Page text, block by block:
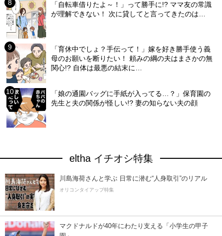
「自転車借りたよ～！」って勝手に!? ママ友の常識
が理解できない！ 次に貸してと言ってきたのは…
「育休中でしょ？手伝って！」嫁を好き勝手使う義
母のお願いを断りたい！ 頼みの綱の夫はまさかの無
関心!? 自体は最悪の結末に…
「娘の通園バッグに手紙が入ってる…？」保育園の
先生と夫の関係が怪しい!? 妻の知らない夫の顔
eltha イチオシ特集
川島海荷さんと学ぶ 日常に潜む“人身取引”のリアル
オリコンタイアップ特集
マクドナルドが40年にわたり支える「小学生の甲子